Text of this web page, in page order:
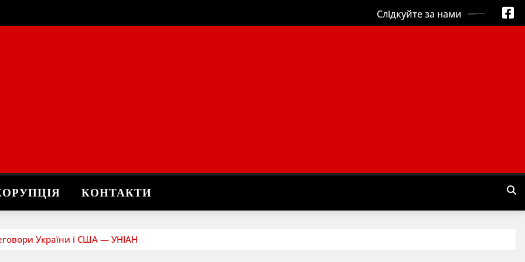
Слідкуйте за нами
КОНТАКТИ
України і США — УНІАН